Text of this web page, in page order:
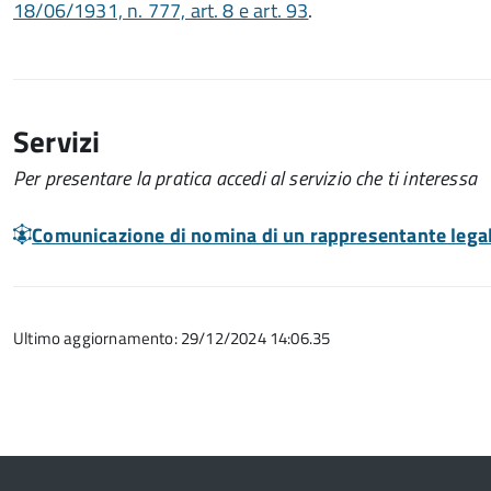
18/06/1931, n. 777, art. 8 e art. 93.
Servizi
Per presentare la pratica accedi al servizio che ti interessa
Comunicazione di nomina di un rappresentante
Ultimo aggiornamento: 29/12/2024 14:06.35